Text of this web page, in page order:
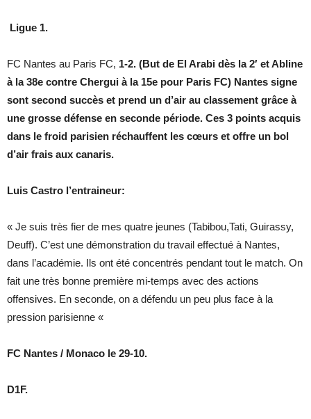
Ligue 1.
FC Nantes au Paris FC, 1-2. (But de El Arabi dès la 2′ et Abline
à la 38e contre Chergui à la 15e pour Paris FC) Nantes signe
sont second succès et prend un d’air au classement grâce à
une grosse défense en seconde période. Ces 3 points acquis
dans le froid parisien réchauffent les cœurs et offre un bol
d’air frais aux canaris.
Luis Castro l’entraineur:
« Je suis très fier de mes quatre jeunes (Tabibou,Tati, Guirassy,
Deuff). C’est une démonstration du travail effectué à Nantes,
dans l’académie. Ils ont été concentrés pendant tout le match. On
fait une très bonne première mi-temps avec des actions
offensives. En seconde, on a défendu un peu plus face à la
pression parisienne «
FC Nantes / Monaco le 29-10.
D1F.